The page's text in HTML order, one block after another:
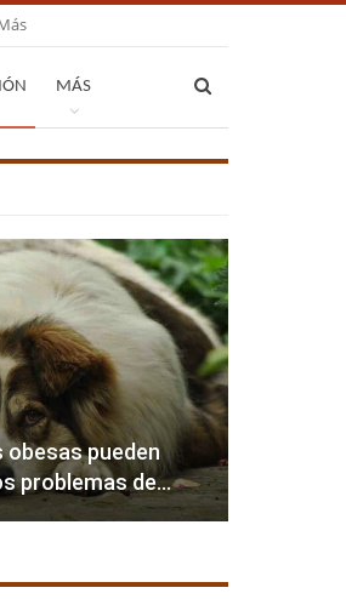
MÁS
pueden
problemas de…